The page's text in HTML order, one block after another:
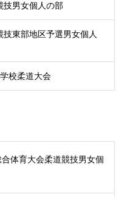
技男女個人の部
東部地区予選男女個人
校柔道大会
体育大会柔道競技男女個